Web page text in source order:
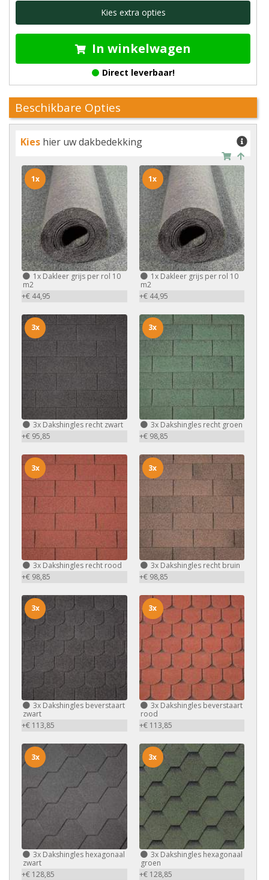
Kies extra opties
In winkelwagen
Direct leverbaar!
Beschikbare Opties
Kies hier uw dakbedekking
1x Dakleer grijs per rol 10
m2
+€ 44,95
1x
1xDakleer grijs per rol 10
m2
+€ 44,95
1x
3x Dakshingles recht zwart
+€ 95,85
3x
3xDakshingles recht groen
+€ 98,85
3x
3x Dakshingles recht rood
+€ 98,85
3x
3xDakshingles recht bruin
+€ 98,85
3x
3x Dakshingles beverstaart
zwart
+€ 113,85
3x
3xDakshingles beverstaart
rood
+€ 113,85
3x
3x Dakshingles hexagonaal
zwart
+€ 128,85
3x
3xDakshingles hexagonaal
groen
+€ 128,85
3x